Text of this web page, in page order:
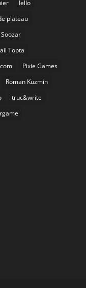
Iello
plateau
Topta
Pixie Games
Roman Kuzmin
truc&write